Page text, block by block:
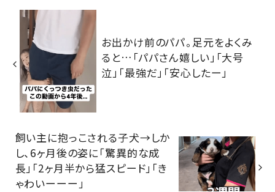
お出かけ前のパパ。足元をよくみ
ると…「パパさん嬉しい」「大号
泣」「最強だ」「安心したー」
飼い主に抱っこされる子犬→しか
し、6ヶ月後の姿に「驚異的な成
長」「2ヶ月半から猛スピード」「き
ゃわいーーー」